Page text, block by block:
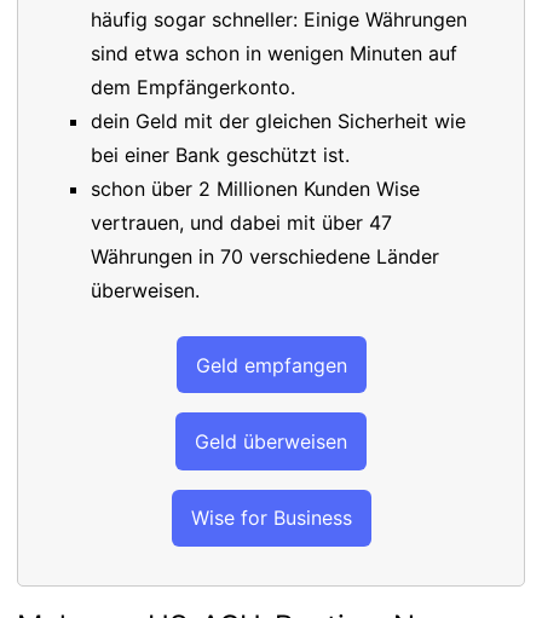
häufig sogar schneller: Einige Währungen
sind etwa schon in wenigen Minuten auf
dem Empfängerkonto.
dein Geld mit der gleichen Sicherheit wie
bei einer Bank geschützt ist.
schon über 2 Millionen Kunden Wise
vertrauen, und dabei mit über 47
Währungen in 70 verschiedene Länder
überweisen.
Geld empfangen
Geld überweisen
Wise for Business